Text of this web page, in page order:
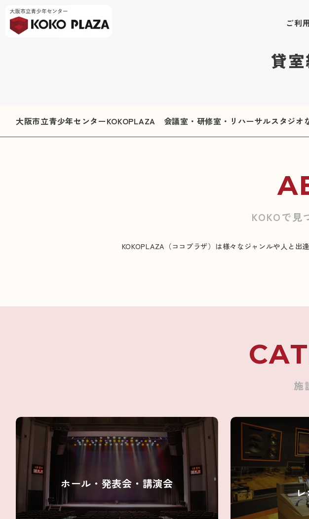
ご利
貸
大阪市立青少年センターKOKOPLAZA 会議室・研修室・リハーサルスタジオ
KOKOで見
KOKOPLAZA（ココプラザ）は様々なジャンルや人と出
施
ホール・発表会・講演会
レ